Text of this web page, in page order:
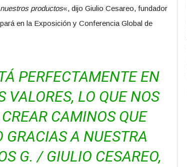
productos«, dijo Giulio Cesareo, fundador
en la Exposición y Conferencia Global de
PERFECTAMENTE EN
VALORES, LO QUE NOS
CAMINOS QUE
A NUESTRA
G. / GIULIO CESAREO,